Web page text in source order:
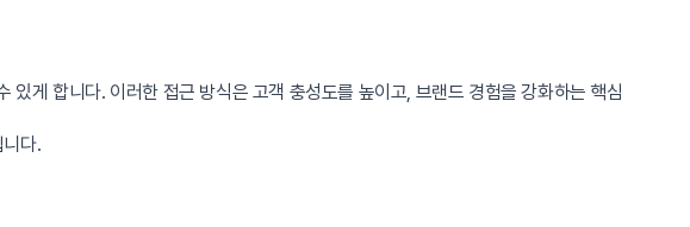
게 합니다. 이러한 접근 방식은 고객 충성도를 높이고, 브랜드 경험을 강화하는 핵심
다.